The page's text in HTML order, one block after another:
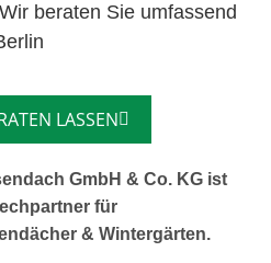
beraten Sie umfassend
LASSEN
GmbH & Co. KG ist
für
& Wintergärten.